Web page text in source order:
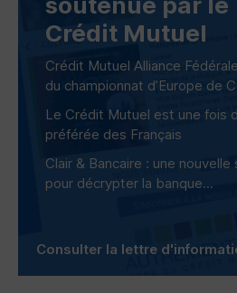
Crédit Mutuel
Crédit Mutuel Alliance
du championnat d’Europe de
Le Crédit Mutuel est une fois
préférée des Français
Clair & Bancaire : une
pour décrypter la banque...
Consulter la lettre